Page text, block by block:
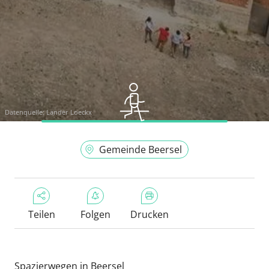
Datenquelle:Lander Loeckx
Gemeinde Beersel
Teilen Folgen Drucken
Spazierwegen in Beersel